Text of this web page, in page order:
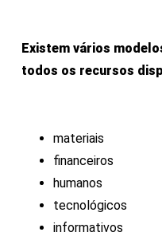
Existem vários
todos os recursos
materiais
financeiros
humanos
tecnológicos
informativos